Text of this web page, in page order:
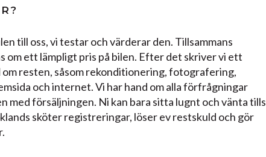
till oss, vi testar och värderar den. Tillsammans
om ett lämpligt pris på bilen. Efter det skriver vi ett
om resten, såsom rekonditionering, fotografering,
och internet. Vi har hand om alla förfrågningar
med försäljningen. Ni kan bara sitta lugnt och vänta tills
sköter registreringar, löser ev restskuld och gör